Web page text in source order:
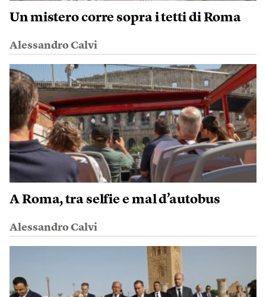
Un mistero corre sopra i tetti di Roma
Alessandro Calvi
A Roma, tra selfie e mal d’autobus
Alessandro Calvi